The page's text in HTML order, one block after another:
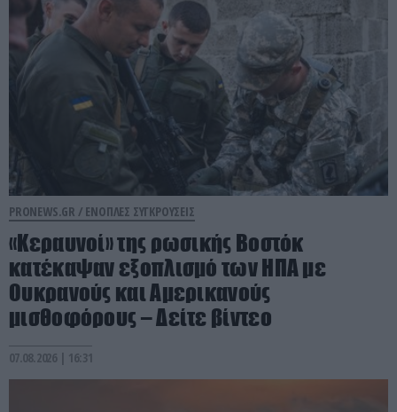
PRONEWS.GR / ΕΝΟΠΛΕΣ ΣΥΓΚΡΟΥΣΕΙΣ
«Κεραυνοί» της ρωσικής Βοστόκ
κατέκαψαν εξοπλισμό των ΗΠΑ με
Ουκρανούς και Αμερικανούς
μισθοφόρους – Δείτε βίντεο
07.08.2026 | 16:31